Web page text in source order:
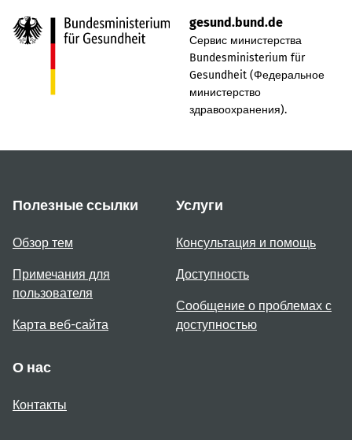
gesund.bund.de
Сервис министерства
Bundesministerium für
Gesundheit (Федеральное
министерство
здравоохранения).
Полезные ссылки
Обзор тем
Примечания для
пользователя
Карта веб-сайта
Услуги
Консультация и помощь
Доступность
Сообщение о проблемах с
доступностью
О нас
Контакты